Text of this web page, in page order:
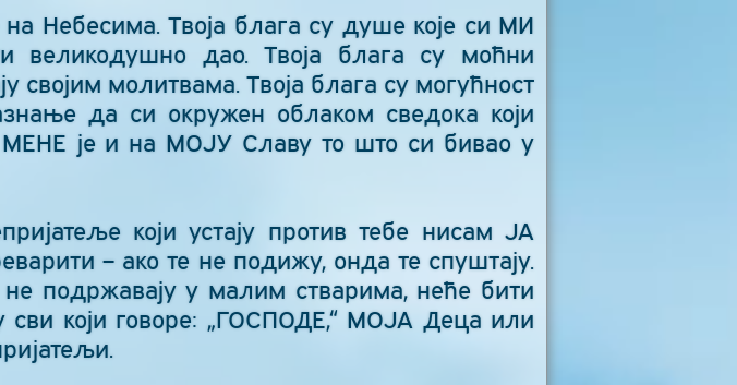
Небесима. Твоја блага су душе које си МИ
великодушно дао. Твоја блага су моћни
својим молитвама. Твоја блага су могућност
да си окружен облаком сведока који
је и на МОЈУ Славу то што си бивао у
који устају против тебе нисам ЈА
– ако те не подижу, онда те спуштају.
не подржавају у малим стварима, неће бити
сви који говоре: „ГОСПОДЕ,“ МОЈА Деца или